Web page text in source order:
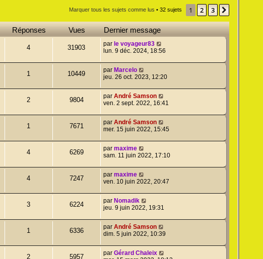
Marquer tous les sujets comme lus • 32 sujets 1 2 3
Réponses Vues Dernier message
4 31903 par le voyageur83
lun. 9 déc. 2024, 18:56
1 10449 par Marcelo
jeu. 26 oct. 2023, 12:20
2 9804 par André Samson
ven. 2 sept. 2022, 16:41
1 7671 par André Samson
mer. 15 juin 2022, 15:45
4 6269 par maxime
sam. 11 juin 2022, 17:10
4 7247 par maxime
ven. 10 juin 2022, 20:47
3 6224 par Nomadik
jeu. 9 juin 2022, 19:31
1 6336 par André Samson
dim. 5 juin 2022, 10:39
2 5957 par Gérard Chaleix